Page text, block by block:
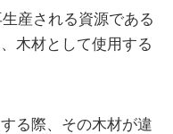
産される資源である
木材として使用する
る際、その木材が違